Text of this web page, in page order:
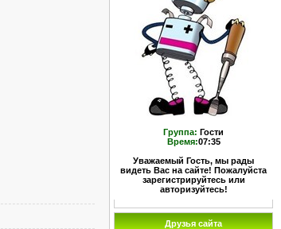
Группа: Гости
Время:07:35
Уважаемый Гость, мы рады
видеть Вас на сайте! Пожалуйста
зарегистрируйтесь или
авторизуйтесь!
Друзья сайта